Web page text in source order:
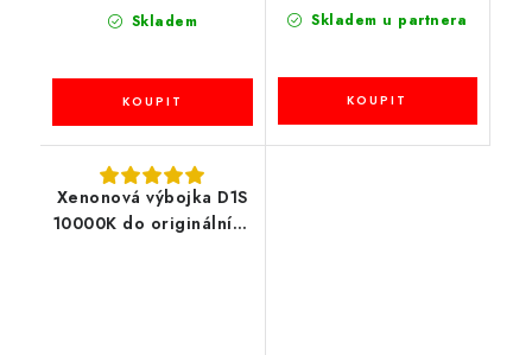
Skladem Skladem u partnera
Xenonová výbojka D1S
10000K do originálních